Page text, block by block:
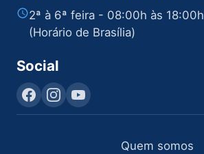
2ª à 6ª feira - 08:00h às 18:00h
(Horário de Brasília)
Social
Quem somos